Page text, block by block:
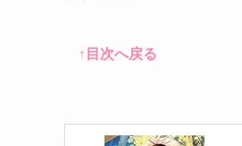
↑目次へ戻る